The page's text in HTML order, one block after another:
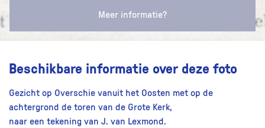
Meer informatie?
Beschikbare informatie over deze foto
Gezicht op Overschie vanuit het Oosten met op de
achtergrond de toren van de Grote Kerk,
naar een tekening van J. van Lexmond.